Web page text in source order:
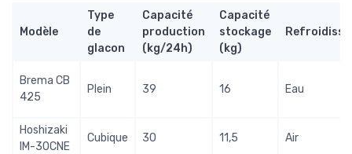
Modèle
Type
de
glacon
Capacité
production
(kg/24h)
Capacité
stockage
(kg)
Brema CB
425
Plein 39 16 Eau
Hoshizaki
IM-30CNE
Cubique 30 11,5 Air